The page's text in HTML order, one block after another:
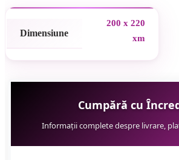
Dimensiune
200 x 220
xm
Cumpără cu
Informații complete despre livrare,